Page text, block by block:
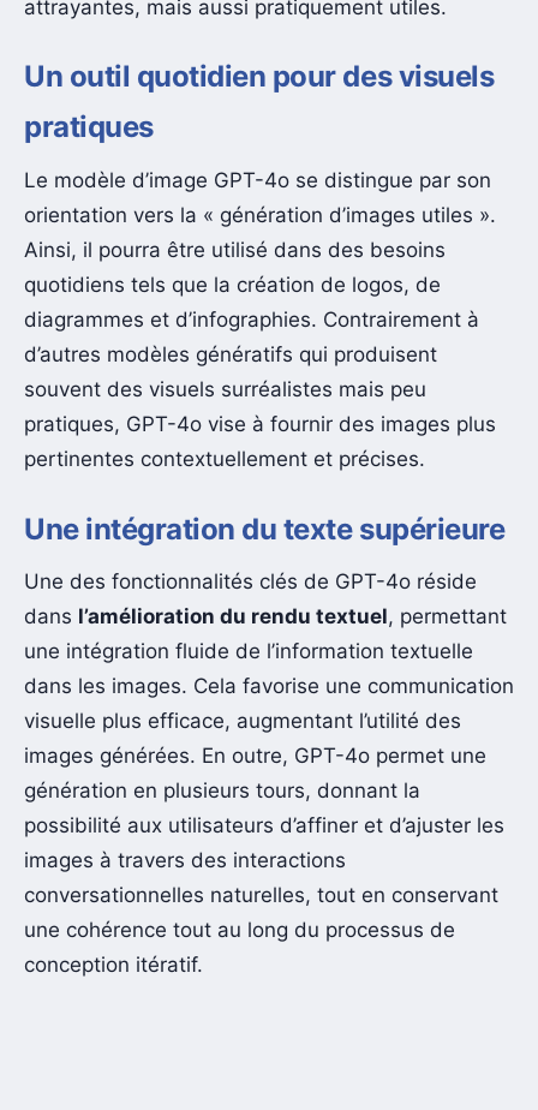
attrayantes, mais aussi pratiquement utiles.
Un outil quotidien pour des visuels
pratiques
Le modèle d’image GPT-4o se distingue par son
orientation vers la « génération d’images utiles ».
Ainsi, il pourra être utilisé dans des besoins
quotidiens tels que la création de logos, de
diagrammes et d’infographies. Contrairement à
d’autres modèles génératifs qui produisent
souvent des visuels surréalistes mais peu
pratiques, GPT-4o vise à fournir des images plus
pertinentes contextuellement et précises.
Une intégration du texte supérieure
Une des fonctionnalités clés de GPT-4o réside
dans l’amélioration du rendu textuel, permettant
une intégration fluide de l’information textuelle
dans les images. Cela favorise une communication
visuelle plus efficace, augmentant l’utilité des
images générées. En outre, GPT-4o permet une
génération en plusieurs tours, donnant la
possibilité aux utilisateurs d’affiner et d’ajuster les
images à travers des interactions
conversationnelles naturelles, tout en conservant
une cohérence tout au long du processus de
conception itératif.